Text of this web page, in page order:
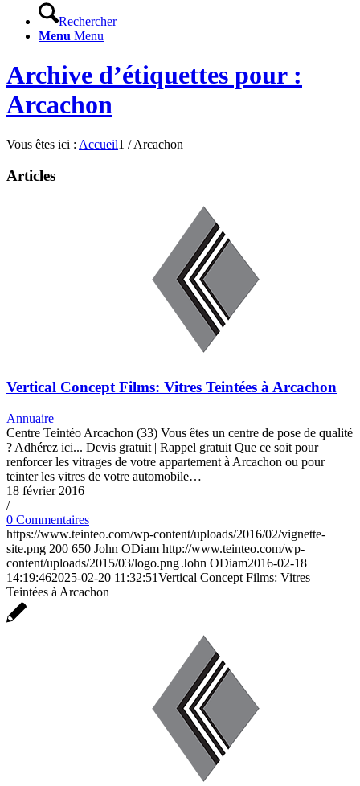
Rechercher
Menu Menu
Archive d’étiquettes pour :
Arcachon
Vous êtes ici : Accueil1 / Arcachon
Articles
Vertical Concept Films: Vitres Teintées à Arcachon
Annuaire
Centre Teintéo Arcachon (33) Vous êtes un centre de pose de qualité
? Adhérez ici... Devis gratuit | Rappel gratuit Que ce soit pour
renforcer les vitrages de votre appartement à Arcachon ou pour
teinter les vitres de votre automobile…
18 février 2016
/
0 Commentaires
https://www.teinteo.com/wp-content/uploads/2016/02/vignette-
site.png 200 650 John ODiam http://www.teinteo.com/wp-
content/uploads/2015/03/logo.png John ODiam2016-02-18
14:19:462025-02-20 11:32:51Vertical Concept Films: Vitres
Teintées à Arcachon